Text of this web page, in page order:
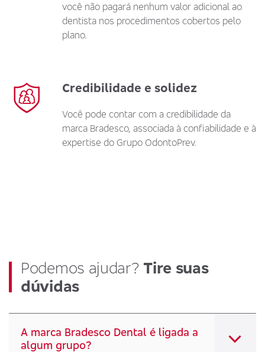
você não pagará nenhum valor adicional ao
dentista nos procedimentos cobertos pelo
plano.
Credibilidade e solidez
Você pode contar com a credibilidade da
marca Bradesco, associada à confiabilidade e à
expertise do Grupo OdontoPrev.
Podemos ajudar? Tire suas
dúvidas
A marca Bradesco Dental é ligada a
algum grupo?